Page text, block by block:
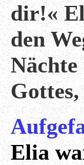
dir!«
den
Elia